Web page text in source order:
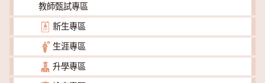
教師甄試專區
新生專區
生涯專區
升學專區